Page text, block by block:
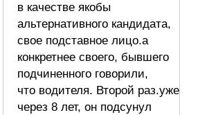
в качестве якобы
альтернативного кандидата,
свое подставное лицо.а
конкретнее своего, бывшего
подчиненного говорили,
что водителя. Второй раз.уже
через 8 лет, он подсунул